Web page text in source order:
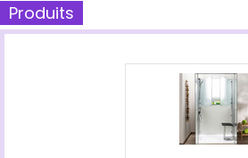
Produits